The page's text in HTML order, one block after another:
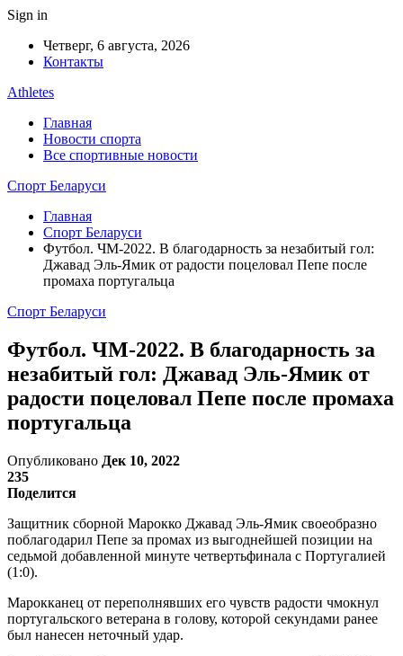
Sign in
Четверг, 6 августа, 2026
Контакты
Athletes
Главная
Новости спорта
Все спортивные новости
Спорт Беларуси
Главная
Спорт Беларуси
Футбол. ЧМ-2022. В благодарность за незабитый гол:
Джавад Эль-Ямик от радости поцеловал Пепе после
промаха португальца
Спорт Беларуси
Футбол. ЧМ-2022. В благодарность за
незабитый гол: Джавад Эль-Ямик от
радости поцеловал Пепе после промаха
португальца
Опубликовано Дек 10, 2022
235
Поделится
Защитник сборной Марокко Джавад Эль-Ямик своеобразно
поблагодарил Пепе за промах из выгоднейшей позиции на
седьмой добавленной минуте четвертьфинала с Португалией
(1:0).
Марокканец от переполнявших его чувств радости чмокнул
португальского ветерана в голову, которой секундами ранее
был нанесен неточный удар.